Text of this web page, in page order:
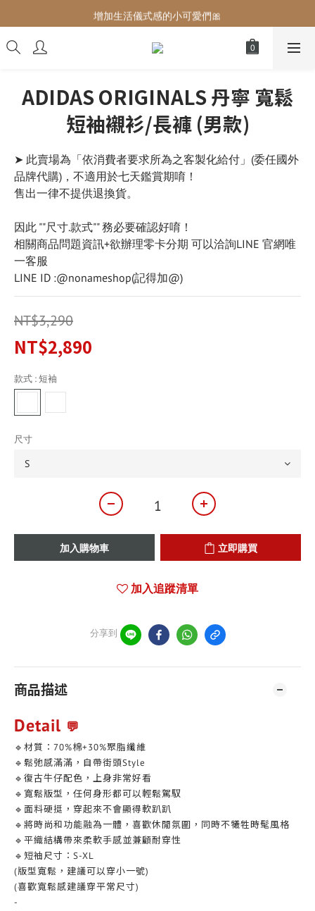
增加生活儀式感的小可愛們🎀
增加生活儀式感的小可愛們🎀
最後現貨‼️這價格不需要再解釋🔥
ADIDAS ORIGINALS 丹寧 寬鬆
短袖襯衫/長褲 (男款)
➤ 此賣場為「依消費者要求所為之客製化給付」(委任國外
品牌代購)，不適用於七天鑑賞期唷！
售出一律不提供退換貨。
因此 ""尺寸.款式"" 務必要確認好唷！
相關商品問題資訊+欲辦理零卡分期 可以洽詢LINE 官網唯
一客服
LINE ID :@nonameshop(記得加@)
NT$3,290
NT$2,890
款式 : 短袖
尺寸
加入購物車 立即購買
加入追蹤清單
分享到
商品描述
Detail 💬
🔹材質：70%棉+30%聚脂纖維
🔹鬆弛感滿滿，自帶街頭Style
🔹復古牛仔配色，上身非常好看
🔹寬鬆版型，任何身形都可以輕鬆駕馭
🔹面料硬挺，穿起來不會顯得軟趴趴
🔹將時尚和功能融為一體，喜歡休閒氛圍，同時不犧牲時髦風格
🔹平織結構帶來柔軟手感並兼顧耐穿性
🔹短袖尺寸：S-XL
(版型寬鬆，建議可以穿小一號)
(喜歡寬鬆感建議穿平常尺寸)
-